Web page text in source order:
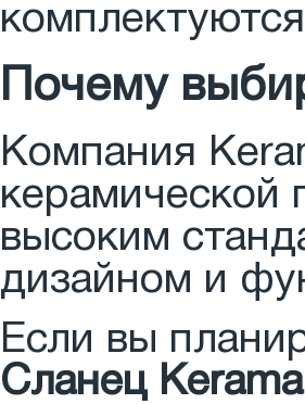
Почему
Компания
керамической
высоким
дизайном и
Если вы
Сланец